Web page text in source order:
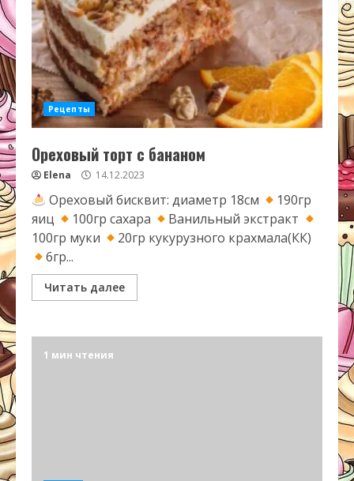
Рецепты
Ореховый торт с бананом
Elena 14.12.2023
Ореховый бисквит: диаметр 18см
190гр
яиц
100гр сахара
Ванильный экстракт
100гр муки
20гр кукурузного крахмала(КК)
6гр...
Читать далее
1 мин чтения